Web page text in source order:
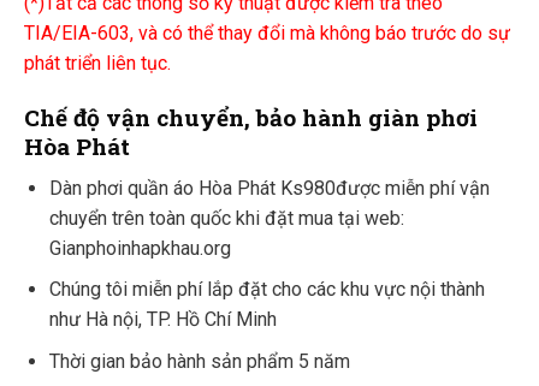
TIA/EIA-603, và có thể thay đổi mà không báo trước do sự
phát triển liên tục.
Chế độ vận chuyển, bảo hành giàn phơi
Hòa Phát
Dàn phơi quần áo Hòa Phát Ks980được miễn phí vận
chuyển trên toàn quốc khi đặt mua tại web:
Gianphoinhapkhau.org
Chúng tôi miễn phí lắp đặt cho các khu vực nội thành
như Hà nội, TP. Hồ Chí Minh
Thời gian bảo hành sản phẩm 5 năm